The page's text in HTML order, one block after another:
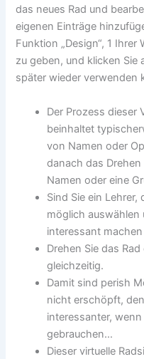
das neues Rad und
eigenen Einträge
Funktion „Design“, 1
zu geben, und klicken Sie
später wieder verwenden
Der Prozess dieser
beinhaltet
von Namen oder
danach das
Namen oder eine
Sind Sie ein Lehrer,
möglich auswählen
interessant
Drehen Sie das
gleichzeitig.
Damit sind perish
nicht erschöpft,
interessanter,
gebrauchen…
Dieser virtuelle